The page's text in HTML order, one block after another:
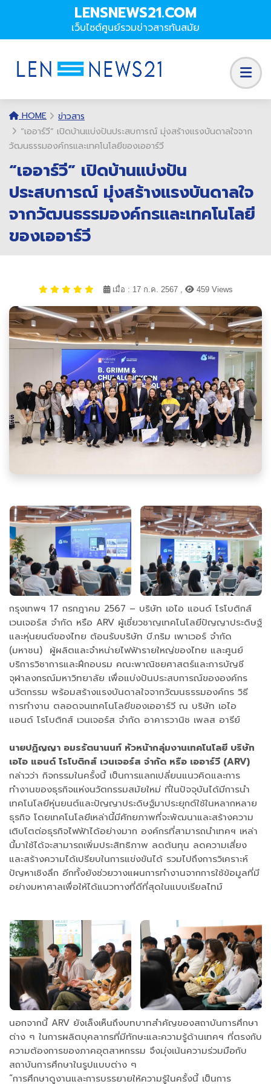
LENSNEWS21.COM
เว็บไซต์ศูนย์รวมข่าวสารทันสมัย
HOME
ข่าวสาร
“เออาร์วี” เปิดบ้านแบ่งปันประสบการณ์ มุ่งสร้างแรงบันดาลใจจาก
วัฒนธรรมองค์กรและเทคโนโลยีของเออาร์วี
“เออาร์วี” เปิดบ้านแบ่งปัน
ประสบการณ์ มุ่งสร้างแรงบันดาลใจ
จากวัฒนธรรมองค์กรและเทคโนโลยี
ของเออาร์วี
เมื่อ : 17 ก.ค. 2567 , 459 Views
กรุงเทพฯ 17 กรกฎาคม 2567 – บริษัท เอไอ แอนด์ โรโบติกส์
เวนเจอร์ส จำกัด หรือ ARV ผู้เชี่ยวชาญเทคโนโลยีปัญญาประดิษฐ์
และหุ่นยนต์ของไทย ต้อนรับบริษัท บี.กริม เพาเวอร์ จำกัด
(มหาชน) ผู้ผลิตและจำหน่ายไฟฟ้ารายใหญ่ของไทย และศูนย์
บริการวิชาการและฝึกอบรม คณะพาณิชยศาสตร์และการบัญชี
จุฬาลงกรณ์มหาวิทยาลัย เพื่อแบ่งปันประสบการณ์ขององค์กร
นวัตกรรม พร้อมสร้างแรงบันดาลใจจากวัฒนธรรมองค์กร วิธี
การทำงาน ตลอดจนเทคโนโลยีของเออาร์วี ณ บริษัท เอไอ
แอนด์ โรโบติกส์ เวนเจอร์ส จำกัด อาคารวานิช เพลส อารีย์
นายปฏิญญา อมรรัตนานนท์ หัวหน้ากลุ่มงานเทคโนโลยี บริษัท
เอไอ แอนด์ โรโบติกส์ เวนเจอร์ส จำกัด หรือ เออาร์วี (ARV)
กล่าวว่า กิจกรรมในครั้งนี้ เป็นการแลกเปลี่ยนแนวคิดและการ
ทำงานของธุรกิจแห่งนวัตกรรมสมัยใหม่ ที่ในปัจจุบันได้มีการนำ
เทคโนโลยีหุ่นยนต์และปัญญาประดิษฐ์มาประยุกต์ใช้ในหลากหลาย
ธุรกิจ โดยเทคโนโลยีเหล่านี้มีศักยภาพที่จะพัฒนาและสร้างความ
เติบโตต่อธุรกิจไฟฟ้าได้อย่างมาก องค์กรที่สามารถนำเทคฯ เหล่า
นี้มาใช้ได้จะสามารถเพิ่มประสิทธิภาพ ลดต้นทุน ลดความเสี่ยง
และสร้างความได้เปรียบในการแข่งขันได้ รวมไปถึงการวิเคราะห์
ปัญหาเชิงลึก อีกทั้งยังช่วยวางแผนการทำงานจากการใช้ข้อมูลที่มี
อย่างมหาศาลเพื่อให้ได้แนวทางที่ดีที่สุดในแบบเรียลไทม์
นอกจากนี้ ARV ยังเล็งเห็นถึงบทบาทสำคัญของสถาบันการศึกษา
ต่าง ๆ ในการผลิตบุคลากรที่มีทักษะและความรู้ด้านเทคฯ ที่ตรงกับ
ความต้องการของภาคอุตสาหกรรม จึงมุ่งเน้นความร่วมมือกับ
สถาบันการศึกษาในรูปแบบต่าง ๆ
“การศึกษาดูงานและการบรรยายให้ความรู้ในครั้งนี้ เป็นการ